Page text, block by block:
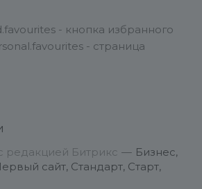
- кнопка избранного
- страница
нужно разместить в коде
для вас месте и
элемента.
работы кнопки в списке
редакцией Битрикс — Бизнес,
сайт, Стандарт, Старт,